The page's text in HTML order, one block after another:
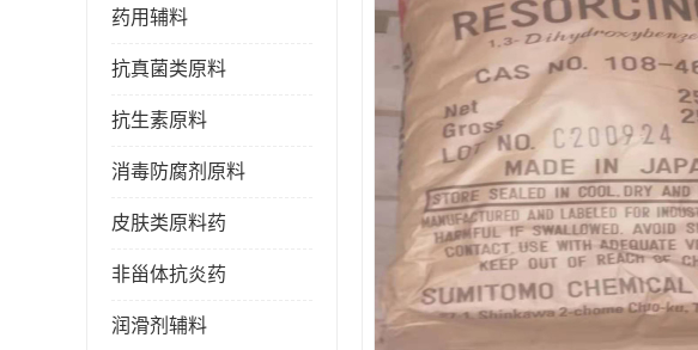
药用辅料
抗真菌类原料
抗生素原料
消毒防腐剂原料
皮肤类原料药
非甾体抗炎药
润滑剂辅料